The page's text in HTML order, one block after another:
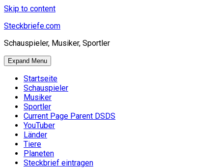
Skip to content
Steckbriefe.com
Schauspieler, Musiker, Sportler
Expand Menu
Startseite
Schauspieler
Musiker
Sportler
Current Page Parent DSDS
YouTuber
Länder
Tiere
Planeten
Steckbrief eintragen